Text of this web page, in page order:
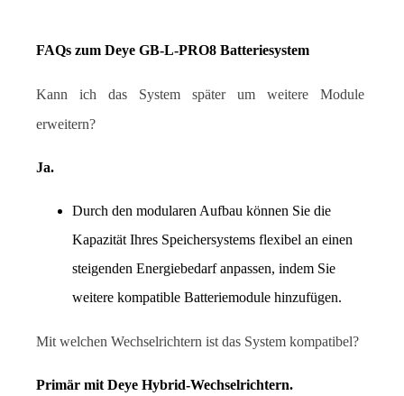
FAQs zum Deye GB-L-PRO8 Batteriesystem
Kann ich das System später um weitere Module
erweitern?
Ja.
Durch den modularen Aufbau können Sie die
Kapazität Ihres Speichersystems flexibel an einen
steigenden Energiebedarf anpassen, indem Sie
weitere kompatible Batteriemodule hinzufügen.
Mit welchen Wechselrichtern ist das System kompatibel?
Primär mit Deye Hybrid-Wechselrichtern.